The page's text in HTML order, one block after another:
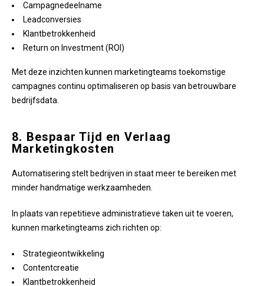
Campagnedeelname
Leadconversies
Klantbetrokkenheid
Return on Investment (ROI)
Met deze inzichten kunnen marketingteams toekomstige
campagnes continu optimaliseren op basis van betrouwbare
bedrijfsdata.
8. Bespaar Tijd en Verlaag
Marketingkosten
Automatisering stelt bedrijven in staat meer te bereiken met
minder handmatige werkzaamheden.
In plaats van repetitieve administratieve taken uit te voeren,
kunnen marketingteams zich richten op:
Strategieontwikkeling
Contentcreatie
Klantbetrokkenheid